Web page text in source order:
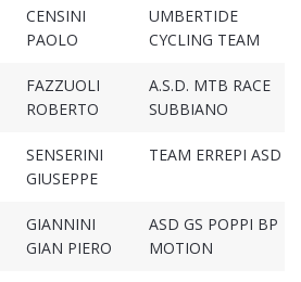
CENSINI
PAOLO
UMBERTIDE
CYCLING TEAM
FAZZUOLI
ROBERTO
A.S.D. MTB RACE
SUBBIANO
SENSERINI
GIUSEPPE
TEAM ERREPI ASD
GIANNINI
GIAN PIERO
ASD GS POPPI BP
MOTION